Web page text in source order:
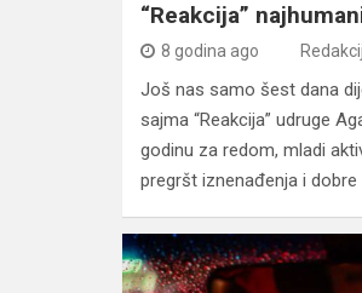
“Reakcija”
8 godina ago
Još nas samo šest dana
sajma “Reakcija” udruge
godinu za redom, mladi
pregršt iznenađenja i dobre